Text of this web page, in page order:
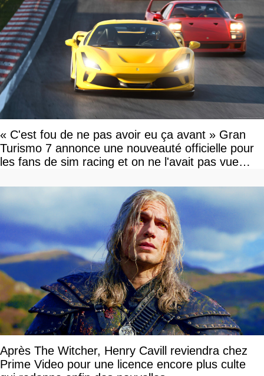
« C'est fou de ne pas avoir eu ça avant » Gran
Turismo 7 annonce une nouveauté officielle pour
les fans de sim racing et on ne l'avait pas vue
Après The Witcher, Henry Cavill reviendra chez
Prime Video pour une licence encore plus culte